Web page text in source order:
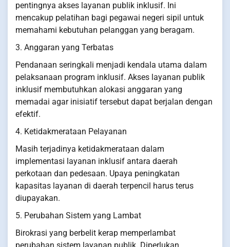
pentingnya akses layanan publik inklusif. Ini
mencakup pelatihan bagi pegawai negeri sipil untuk
memahami kebutuhan pelanggan yang beragam.
3. Anggaran yang Terbatas
Pendanaan seringkali menjadi kendala utama dalam
pelaksanaan program inklusif. Akses layanan publik
inklusif membutuhkan alokasi anggaran yang
memadai agar inisiatif tersebut dapat berjalan dengan
efektif.
4. Ketidakmerataan Pelayanan
Masih terjadinya ketidakmerataan dalam
implementasi layanan inklusif antara daerah
perkotaan dan pedesaan. Upaya peningkatan
kapasitas layanan di daerah terpencil harus terus
diupayakan.
5. Perubahan Sistem yang Lambat
Birokrasi yang berbelit kerap memperlambat